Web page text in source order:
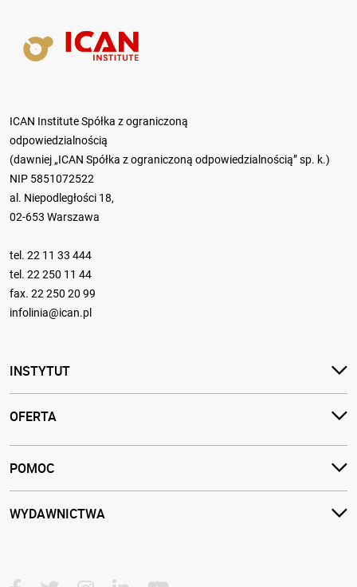
ICAN Institute Spółka z ograniczoną
odpowiedzialnością
(dawniej „ICAN Spółka z ograniczoną odpowiedzialnością” sp. k.)
NIP 5851072522
al. Niepodległości 18,
02-653 Warszawa
tel. 22 11 33 444
tel. 22 250 11 44
fax. 22 250 20 99
infolinia@ican.pl
INSTYTUT
OFERTA
POMOC
WYDAWNICTWA